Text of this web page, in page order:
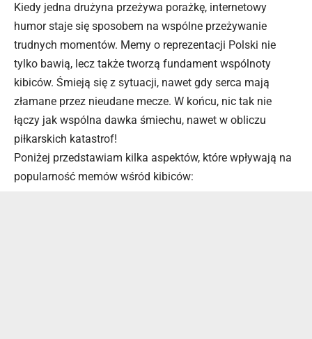
Kiedy jedna drużyna przeżywa porażkę, internetowy
humor staje się sposobem na wspólne przeżywanie
trudnych momentów. Memy o reprezentacji Polski nie
tylko bawią, lecz także tworzą fundament wspólnoty
kibiców. Śmieją się z sytuacji, nawet gdy serca mają
złamane przez nieudane mecze. W końcu, nic tak nie
łączy jak wspólna dawka śmiechu, nawet w obliczu
piłkarskich katastrof!
Poniżej przedstawiam kilka aspektów, które wpływają na
popularność memów wśród kibiców: